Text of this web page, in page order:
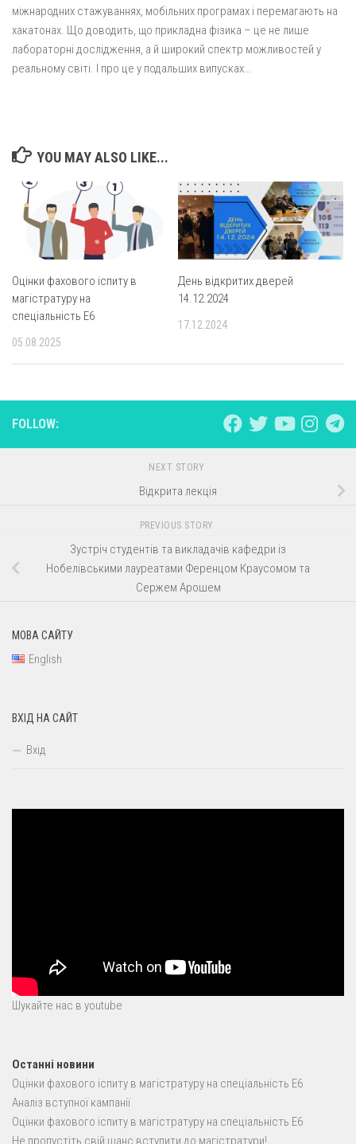
міжнародних стажуваннях, мобільних програмах і перемагають на
хакатонах. Що доводить, що прикладна фізика – це не лише
лабораторні дослідження, а й широкий спектр можливостей у
реальному світі. І про це у подальших випусках…
YOU MAY ALSO LIKE...
Оцінки фахового іспиту в
магістратуру на
спеціальність E6
05.08.2025
День відкритих дверей
14.12.2024
17.12.2024
FOLLOW:
NEXT STORY
Відкрита лекція
PREVIOUS STORY
Зустріч студентів та викладачів кафедри із
Нобелiвськими лауреатами Ференцом Краусомом та
Сержем Арошем
МОВА САЙТУ
English
ВХІД НА САЙТ
Вхід
Шукайте нас в youtube
Останні новини
Оцінки фахового іспиту в магістратуру на спеціальність E6
Аналіз вступної кампанії
Оцінки фахового іспиту в магістратуру на спеціальність E6
Не пропустіть свій шанс вступити до магістратури!